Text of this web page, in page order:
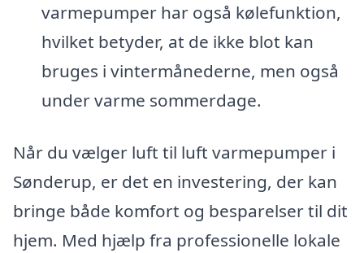
varmepumper har også kølefunktion,
hvilket betyder, at de ikke blot kan
bruges i vintermånederne, men også
under varme sommerdage.
Når du vælger luft til luft varmepumper i
Sønderup, er det en investering, der kan
bringe både komfort og besparelser til dit
hjem. Med hjælp fra professionelle lokale